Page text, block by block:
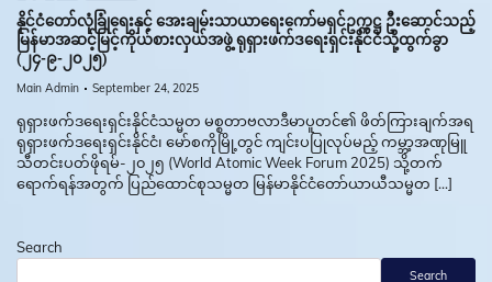
နိုင်ငံတော်လုံခြုံရေးနှင့် အေးချမ်းသာယာရေးကော်မရှင်ဥက္ကဋ္ဌ ဦးဆောင်သည့်
မြန်မာအဆင့်မြင့်ကိုယ်စားလှယ်အဖွဲ့ ရုရှားဖက်ဒရေးရှင်းနိုင်ငံသို့ထွက်ခွာ
(၂၄-၉-၂၀၂၅)
Main Admin September 24, 2025
ရုရှားဖက်ဒရေးရှင်းနိုင်ငံသမ္မတ မစ္စတာဗလာဒီမာပူတင်၏ ဖိတ်ကြားချက်အရ
ရုရှားဖက်ဒရေးရှင်းနိုင်ငံ၊ မော်စကိုမြို့တွင် ကျင်းပပြုလုပ်မည့် ကမ္ဘာ့အဏုမြူ
သီတင်းပတ်ဖိုရမ်-၂၀၂၅ (World Atomic Week Forum 2025) သို့တက်
ရောက်ရန်အတွက် ပြည်ထောင်စုသမ္မတ မြန်မာနိုင်ငံတော်ယာယီသမ္မတ […]
Search
Search